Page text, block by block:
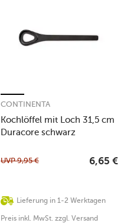
Kochlöffel mit Loch 31,5 cm
Duracore schwarz
CONTINENTA
Lieferung in 1-2 Werktagen
UVP9,95 € 6,65 €
Preis inkl. MwSt. zzgl. Versand